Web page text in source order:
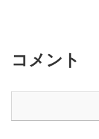
コメント